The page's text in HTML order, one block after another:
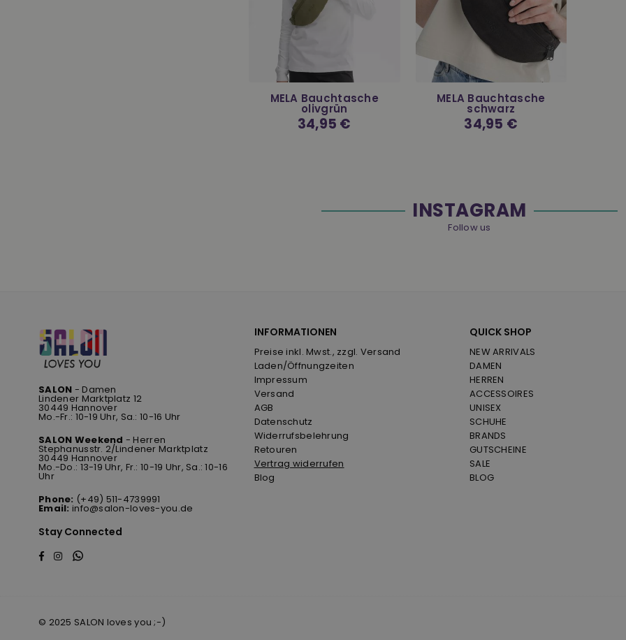
MELA Bauchtasche
olivgrün
Normaler
Preis
34,95 €
MELA Bauchtasche
schwarz
Normaler
Preis
34,95 €
INSTAGRAM
Follow us
SALON - Damen
Lindener Marktplatz 12
30449 Hannover
Mo.-Fr.: 10-19 Uhr, Sa.: 10-16 Uhr
SALON Weekend - Herren
Stephanusstr. 2/Lindener Marktplatz
30449 Hannover
Mo.-Do.: 13-19 Uhr, Fr.: 10-19 Uhr, Sa.: 10-16
Uhr
Phone: (+49) 511-4739991
Email: info@salon-loves-you.de
Stay Connected
Facebook
InstagramWhatsapp
INFORMATIONEN
Preise inkl. Mwst., zzgl. Versand
Laden/Öffnungzeiten
Impressum
Versand
AGB
Datenschutz
Widerrufsbelehrung
Retouren
Vertrag widerrufen
Blog
QUICK SHOP
NEW ARRIVALS
DAMEN
HERREN
ACCESSOIRES
UNISEX
SCHUHE
BRANDS
GUTSCHEINE
SALE
BLOG
© 2025 SALON loves you ;-)